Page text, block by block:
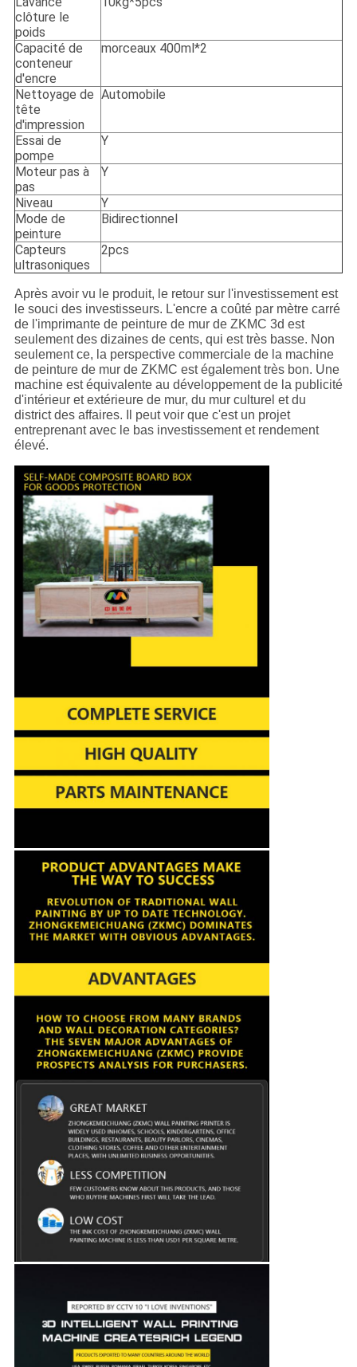
clôture le
poids
Capacité de
conteneur
d'encre
morceaux 400ml*2
Nettoyage de
tête
d'impression
Automobile
Essai de
pompe
Y
Moteur pas à
pas
Y
Niveau
Y
Mode de
peinture
Bidirectionnel
Capteurs
ultrasoniques
2pcs
Après avoir vu le produit, le retour sur l'investissement est
le souci des investisseurs. L'encre a coûté par mètre carré
de l'imprimante de peinture de mur de ZKMC 3d est
seulement des dizaines de cents, qui est très basse. Non
seulement ce, la perspective commerciale de la machine
de peinture de mur de ZKMC est également très bon. Une
machine est équivalente au développement de la publicité
d'intérieur et extérieure de mur, du mur culturel et du
district des affaires. Il peut voir que c'est un projet
entreprenant avec le bas investissement et rendement
élevé.